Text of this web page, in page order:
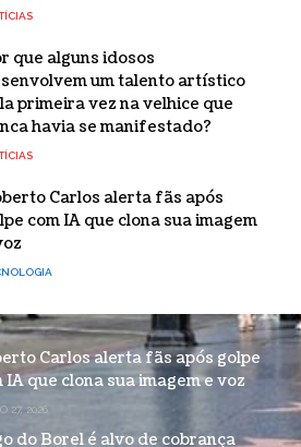
que alguns idosos
um talento artístico
primeira vez na velhice que
havia se manifestado?
Carlos alerta fãs após
com IA que clona sua imagem
Carlos alerta fãs após golpe
IA que clona sua imagem e voz
27, 2026
do Borel é alvo de cobrança